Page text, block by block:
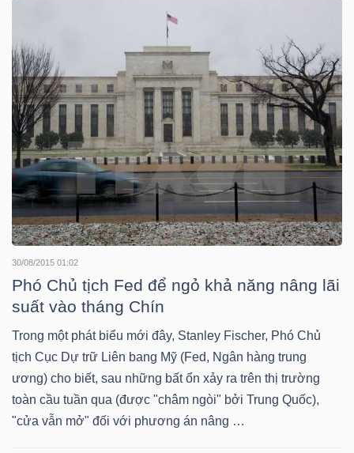
30/08/2015 01:02
Phó Chủ tịch Fed để ngỏ khả năng nâng lãi
suất vào tháng Chín
Trong một phát biểu mới đây, Stanley Fischer, Phó Chủ
tịch Cục Dự trữ Liên bang Mỹ (Fed, Ngân hàng trung
ương) cho biết, sau những bất ổn xảy ra trên thị trường
toàn cầu tuần qua (được "châm ngòi" bởi Trung Quốc),
"cửa vẫn mở" đối với phương án nâng …
BẤT
ĐỘNG
SẢN
Mã
chứng
khoán
(-)
Tất cả Cổ phiếu Chỉ số Chứng chỉ quỹ Chứng
Lãnh
đạo
Tất cả Người nội bộ Người liên quan Cổ đông lớn
Tin
tức